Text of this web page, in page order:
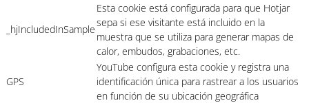
_hjIncludedInSample
Esta cookie está configurada para que Hotjar
sepa si ese visitante está incluido en la
muestra que se utiliza para generar mapas de
calor, embudos, grabaciones, etc.
GPS
YouTube configura esta cookie y registra una
identificación única para rastrear a los usuarios
en función de su ubicación geográfica